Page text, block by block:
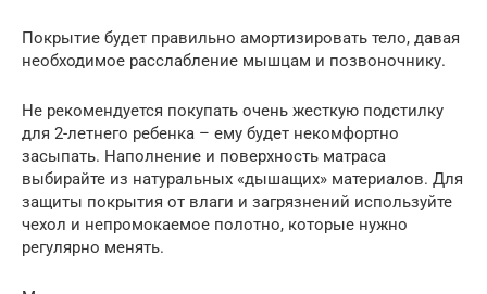
Покрытие будет правильно амортизировать тело, давая
необходимое расслабление мышцам и позвоночнику.
Не рекомендуется покупать очень жесткую подстилку
для 2-летнего ребенка – ему будет некомфортно
засыпать. Наполнение и поверхность матраса
выбирайте из натуральных «дышащих» материалов. Для
защиты покрытия от влаги и загрязнений используйте
чехол и непромокаемое полотно, которые нужно
регулярно менять.